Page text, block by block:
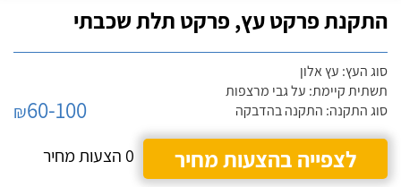
התקנת פרקט עץ, פרקט תלת שכבתי
סוג העץ: עץ אלון
תשתית קיימת: על גבי מרצפות
סוג התקנה: התקנה בהדבקה
₪60-100
לצפייה בהצעות מחיר
0 הצעות מחיר